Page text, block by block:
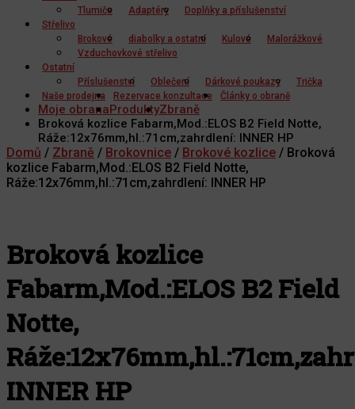
Tlumiče
Adaptéry
Doplňky a příslušenství
Střelivo
Brokové
diabolky a ostatní Kulové
Malorážkové
Vzduchovkové střelivo
Ostatní
Příslušenství
Oblečení Dárkové poukazy
Trička
Naše prodejna
Rezervace konzultace Články o obraně
Moje obranaProduktyZbraně
Broková kozlice Fabarm,Mod.:ELOS B2 Field Notte,
Ráže:12x76mm,hl.:71cm,zahrdlení: INNER HP
Domů / Zbraně / Brokovnice / Brokové kozlice / Broková
kozlice Fabarm,Mod.:ELOS B2 Field Notte,
Ráže:12x76mm,hl.:71cm,zahrdlení: INNER HP
Broková kozlice
Fabarm,Mod.:ELOS B2 Field
Notte,
INNER HP